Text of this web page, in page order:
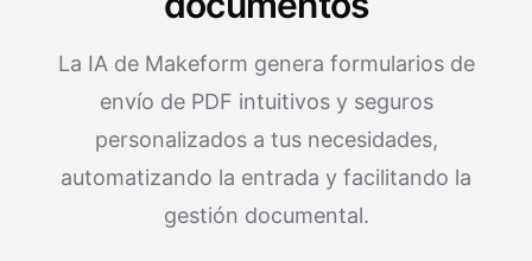
La IA de Makeform genera formularios de
envío de PDF intuitivos y seguros
personalizados a tus necesidades,
automatizando la entrada y facilitando la
gestión documental.